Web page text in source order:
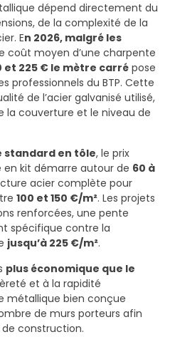
dépend directement du
de la complexité de la
En 2026, malgré les
coût moyen d’une charpente
et 225 € le mètre carré pose
professionnels du BTP. Cette
de l’acier galvanisé utilisé,
la couverture et le niveau de
en tôle, le prix
kit démarre autour de 60 à
acier complète pour
100 et 150 €/m². Les projets
renforcées, une pente
spécifique contre la
jusqu’à 225 €/m².
plus économique que le
et à la rapidité
métallique bien conçue
de murs porteurs afin
de construction.